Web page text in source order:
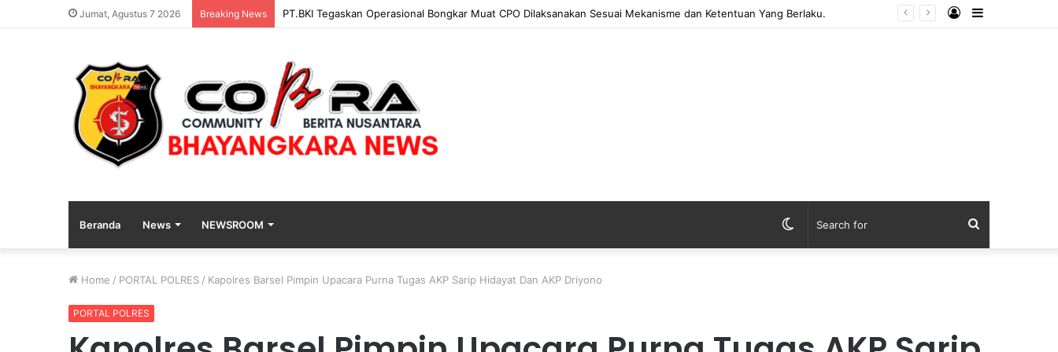
Jumat, Agustus 7 2026 Breaking News PENGGANTIAN KAPOLRI”KOMPETENSI ABSOLUT PRESIDEN” Sidebar
Log
Beranda News NEWSROOM Search
Switch
Home / PORTAL POLRES / Kapolres Barsel Pimpin Upacara Purna Tugas AKP Sarip Hidayat Dan AKP Driyono
PORTAL POLRES